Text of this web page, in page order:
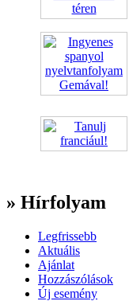
» Hírfolyam
Legfrissebb
Aktuális
Ajánlat
Hozzászólások
Új esemény